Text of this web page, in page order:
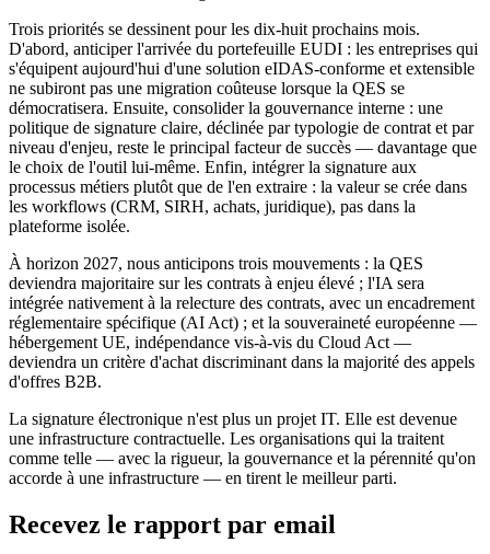
Trois priorités se dessinent pour les dix-huit prochains mois.
D'abord, anticiper l'arrivée du portefeuille EUDI : les entreprises qui
s'équipent aujourd'hui d'une solution eIDAS-conforme et extensible
ne subiront pas une migration coûteuse lorsque la QES se
démocratisera. Ensuite, consolider la gouvernance interne : une
politique de signature claire, déclinée par typologie de contrat et par
niveau d'enjeu, reste le principal facteur de succès — davantage que
le choix de l'outil lui-même. Enfin, intégrer la signature aux
processus métiers plutôt que de l'en extraire : la valeur se crée dans
les workflows (CRM, SIRH, achats, juridique), pas dans la
plateforme isolée.
À horizon 2027, nous anticipons trois mouvements : la QES
deviendra majoritaire sur les contrats à enjeu élevé ; l'IA sera
intégrée nativement à la relecture des contrats, avec un encadrement
réglementaire spécifique (AI Act) ; et la souveraineté européenne —
hébergement UE, indépendance vis-à-vis du Cloud Act —
deviendra un critère d'achat discriminant dans la majorité des appels
d'offres B2B.
La signature électronique n'est plus un projet IT. Elle est devenue
une infrastructure contractuelle. Les organisations qui la traitent
comme telle — avec la rigueur, la gouvernance et la pérennité qu'on
accorde à une infrastructure — en tirent le meilleur parti.
Recevez le rapport par email